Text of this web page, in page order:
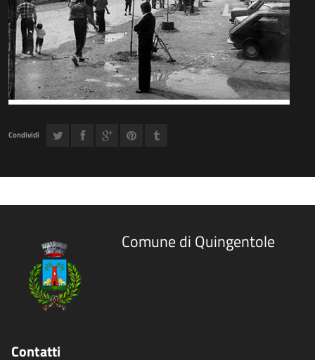
Condividi
Comune di Quingentole
Contatti